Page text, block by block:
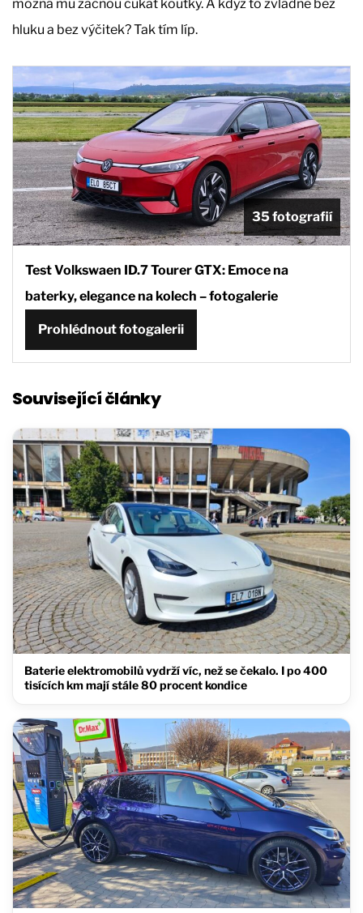
možná mu začnou cukat koutky. A když to zvládne bez
hluku a bez výčitek? Tak tím líp.
35 fotografií
Test Volkswaen ID.7 Tourer GTX: Emoce na
baterky, elegance na kolech – fotogalerie
Prohlédnout fotogalerii
Související články
Baterie elektromobilů vydrží víc, než se čekalo. I po 400
tisících km mají stále 80 procent kondice